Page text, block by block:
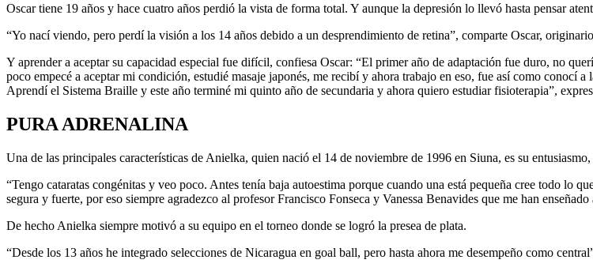
Oscar tiene 19 años y hace cuatro años perdió la vista de forma total. Y aunque la depresión lo llevó hasta pensar
“Yo nací viendo, pero perdí la visión a los 14 años debido a un desprendimiento de retina”, comparte Oscar,
Y aprender a aceptar su capacidad especial fue difícil, confiesa Oscar: “El primer año de adaptación fue duro, no
poco empecé a aceptar mi condición, estudié masaje japonés, me recibí y ahora trabajo en eso, fue así como conocí
Aprendí el Sistema Braille y este año terminé mi quinto año de secundaria y ahora quiero estudiar fisioterapia”,
PURA ADRENALINA
Una de las principales características de Anielka, quien nació el 14 de noviembre de 1996 en Siuna, es su
“Tengo cataratas congénitas y veo poco. Antes tenía baja autoestima porque cuando una está pequeña cree todo lo
segura y fuerte, por eso siempre agradezco al profesor Francisco Fonseca y Vanessa Benavides que me han
De hecho Anielka siempre motivó a su equipo en el torneo donde se logró la presea de plata.
“Desde los 13 años he integrado selecciones de Nicaragua en goal ball, pero hasta ahora me desempeño como